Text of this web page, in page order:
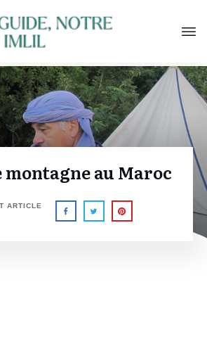
montagne au Maroc
ARTICLE